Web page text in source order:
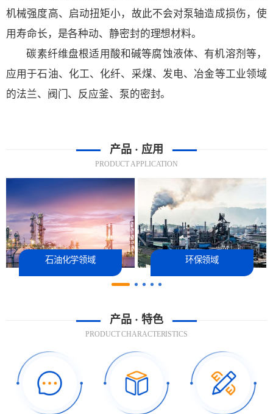
机械强度高、启动扭矩小，故此不会对泵轴造成损伤，使
用寿命长，是各种动、静密封的理想材料。
碳素纤维盘根适用酸和碱等腐蚀液体、有机溶剂等，
应用于石油、化工、化纤、采煤、发电、冶金等工业领域
的法兰、阀门、反应釜、泵的密封。
产品 · 应用
PRODUCT APPLICATION
石油化学领域 环保领域
产品 · 特色
PRODUCT CHARACTERISTICS